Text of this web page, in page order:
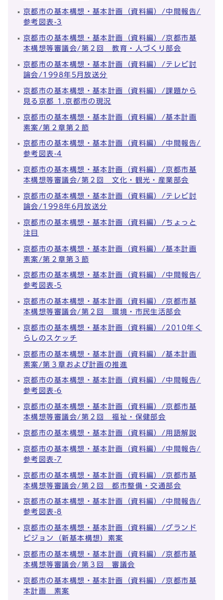
京都市の基本構想・基本計画（資料編）/中間報告/
参考図表-3
京都市の基本構想・基本計画（資料編）/京都市基
本構想等審議会/第２回 教育・人づくり部会
京都市の基本構想・基本計画（資料編）/テレビ討
論会/1998年5月放送分
京都市の基本構想・基本計画（資料編）/課題から
見る京都 1.京都市の現況
京都市の基本構想・基本計画（資料編）/基本計画
素案/第２章第２節
京都市の基本構想・基本計画（資料編）/中間報告/
参考図表-4
京都市の基本構想・基本計画（資料編）/京都市基
本構想等審議会/第２回 文化・観光・産業部会
京都市の基本構想・基本計画（資料編）/テレビ討
論会/1998年6月放送分
京都市の基本構想・基本計画（資料編）/ちょっと
注目
京都市の基本構想・基本計画（資料編）/基本計画
素案/第２章第３節
京都市の基本構想・基本計画（資料編）/中間報告/
参考図表-5
京都市の基本構想・基本計画（資料編）/京都市基
本構想等審議会/第２回 環境・市民生活部会
京都市の基本構想・基本計画（資料編）/2010年く
らしのスケッチ
京都市の基本構想・基本計画（資料編）/基本計画
素案/第３章および計画の推進
京都市の基本構想・基本計画（資料編）/中間報告/
参考図表-6
京都市の基本構想・基本計画（資料編）/京都市基
本構想等審議会/第２回 福祉・保健部会
京都市の基本構想・基本計画（資料編）/用語解説
京都市の基本構想・基本計画（資料編）/中間報告/
参考図表-7
京都市の基本構想・基本計画（資料編）/京都市基
本構想等審議会/第２回 都市整備・交通部会
京都市の基本構想・基本計画（資料編）/中間報告/
参考図表-8
京都市の基本構想・基本計画（資料編）/グランド
ビジョン（新基本構想）素案
京都市の基本構想・基本計画（資料編）/京都市基
本構想等審議会/第３回 審議会
京都市の基本構想・基本計画（資料編）/京都市基
本計画 素案